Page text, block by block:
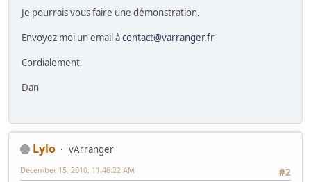
Je pourrais vous faire une démonstration.
Envoyez moi un email àcontact@varranger.fr
Cordialement,
Dan
Lylo
vArranger
#2
December 15, 2010, 11:46:22 AM